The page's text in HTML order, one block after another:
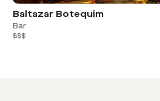
Baltazar Botequim
Bar
$$$